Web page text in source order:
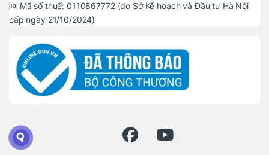
🆔 Mã số thuế: 0110867772 (do Sở Kế hoạch và Đầu tư Hà Nội
cấp ngày 21/10/2024)